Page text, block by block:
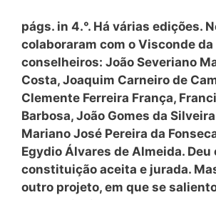
págs. in 4.°. Há várias edições.
colaboraram com o Visconde da
conselheiros: João Severiano
Costa, Joaquim Carneiro de
Clemente Ferreira França,
Barbosa, João Gomes da
Mariano José Pereira da
Egydio Álvares de Almeida. Deu
constituição aceita e jurada.
outro projeto, em que se